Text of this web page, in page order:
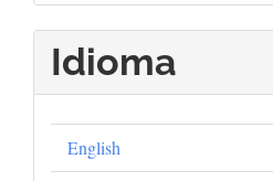
Idioma
English